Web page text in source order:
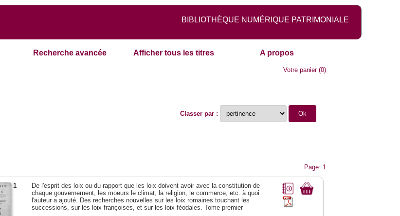
BIBLIOTHÈQUE NUMÉRIQUE PATRIMONIALE
Recherche avancée Afficher tous les titres A propos
Votre panier(0)
Classer par :
Page: 1
1
De l'esprit des loix ou du rapport que les loix doivent avoir avec la constitution de
chaque gouvernement, les moeurs le climat, la religion, le commerce, etc. à quoi
l'auteur a ajouté. Des recherches nouvelles sur les loix romaines touchant les
successions, sur les loix françoises, et sur les loix féodales. Tome premier